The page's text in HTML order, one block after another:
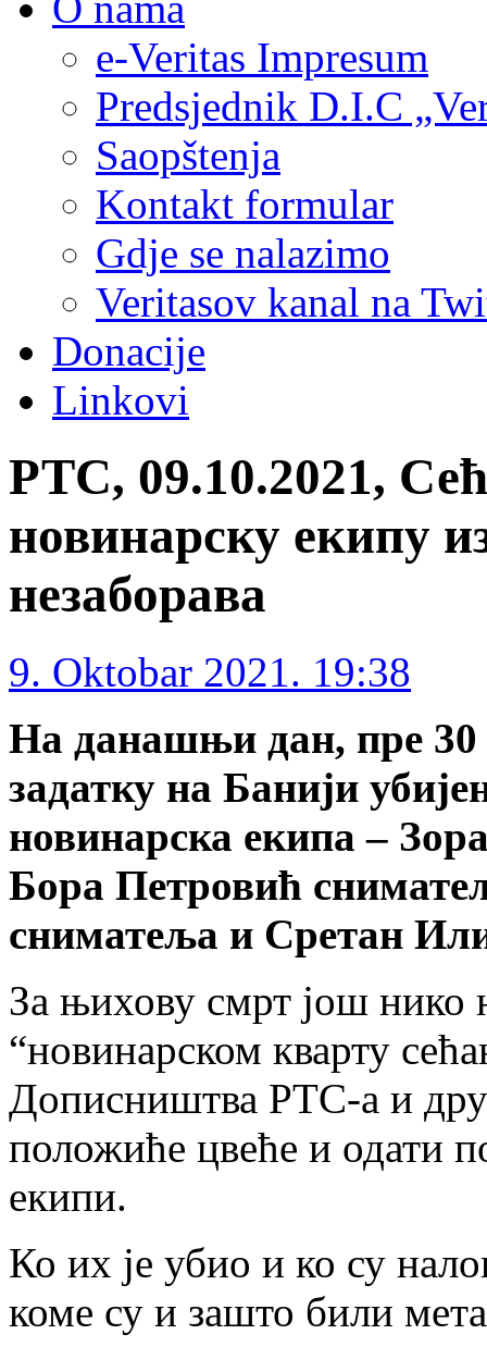
e-Veritas Impresum
Predsjednik D.I.C
Saopštenja
Kontakt formular
Gdje se nalazimo
Veritasov kanal na
Donacije
Linkovi
РТС, 09.10.2021,
новинарску екипу
незаборава
9. Oktobar 2021. 19:38
На данашњи дан, пре 30
задатку на Банији
новинарска екипа –
Бора Петровић
сниматеља и Сретан
За њихову смрт још нико
“новинарском кварту
Дописништва РТС-а и
положиће цвеће и одати
екипи.
Ко их је убио и ко су
коме су и зашто били